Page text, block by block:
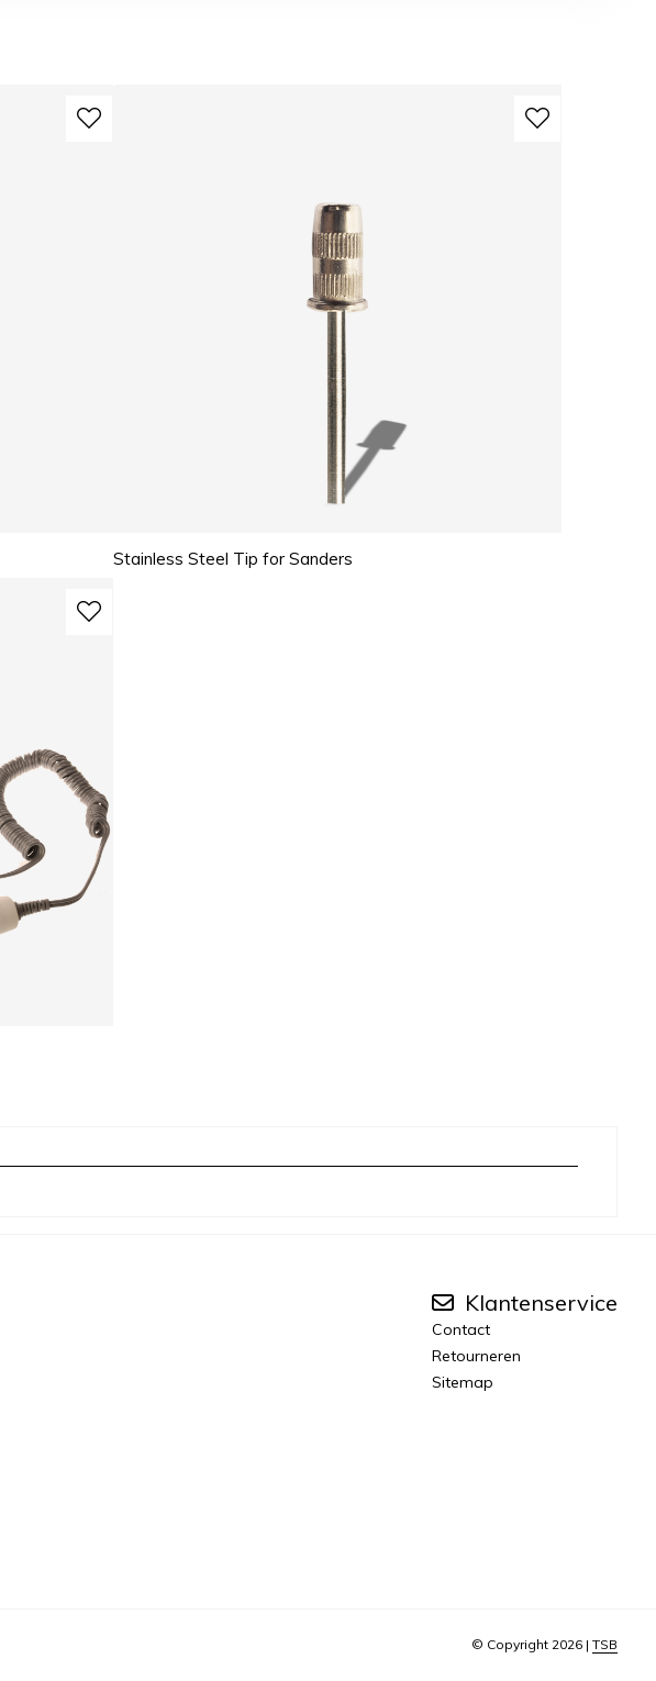
Stainless Steel Tip for Sanders
Klantenservice
Contact
Retourneren
Sitemap
© Copyright 2026 | TSB